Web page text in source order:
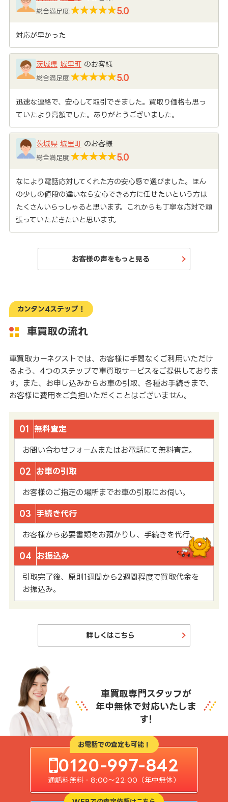
総合満足度: 5.0
対応が早かった
茨城県 城里町のお客様
総合満足度: 5.0
迅速な連絡で、安心して取引できました。買取り価格も思っ
ていたより高額でした。ありがとうございました。
茨城県 城里町のお客様
総合満足度: 5.0
なにより電話応対してくれた方の安心感で選びました。ほん
の少しの値段の違いなら安心できる方に任せたいという方は
たくさんいらっしゃると思います。これからも丁寧な応対で頑
張っていただきたいと思います。
お客様の声をもっと見る
カンタン4ステップ！
車買取の流れ
車買取カーネクストでは、お客様に手間なくご利用いただけ
るよう、4つのステップで車買取サービスをご提供しておりま
す。また、お申し込みからお車の引取、各種お手続きまで、
お客様に費用をご負担いただくことはございません。
01 無料査定
お問い合わせフォームまたはお電話にて無料査定。
02 お車の引取
お客様のご指定の場所までお車の引取にお伺い。
03 手続き代行
お客様から必要書類をお預かりし、手続きを代行。
04 お振込み
引取完了後、原則1週間から2週間程度で買取代金を
お振込み。
詳しくはこちら
車買取専門スタッフが
年中無休で対応いたしま
す!
お電話での査定も可能！
0120-997-842
通話料無料・8:00〜22:00（年中無休）